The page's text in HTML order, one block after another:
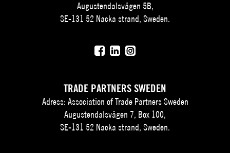
Augustendalsvägen 5B,
SE-131 52 Nacka strand, Sweden.
TRADE PARTNERS SWEDEN
Adress: Association of Trade Partners Sweden
Augustendalsvägen 7, Box 100,
SE-131 52 Nacka strand, Sweden.